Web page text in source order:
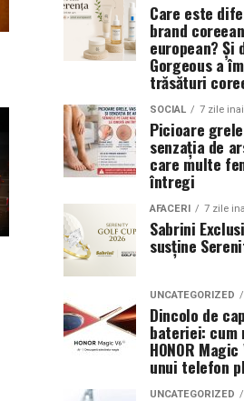
Care este
brand
european? Și
Gorgeous a
trăsături
SOCIAL 7 zile
Picioare
senzația de
care multe
întregi
AFACERI 7 zile
Sabrini
susține
UNCATEGORIZED
Dincolo de
bateriei: cum
HONOR
unui telefon
UNCATEGORIZED